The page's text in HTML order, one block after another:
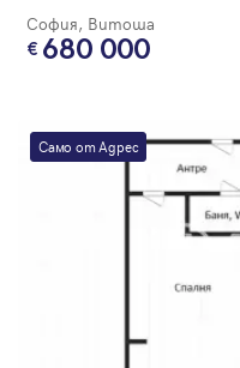
София, Витоша
680 000
Само от Адрес